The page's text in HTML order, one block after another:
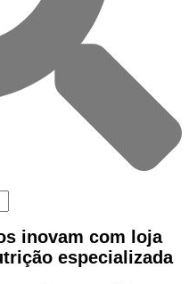
inovam com loja
especializada